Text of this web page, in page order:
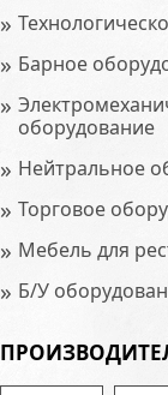
»
» Барное
»
оборудование
» Нейтральное
» Торговое
» Мебель для
» Б/У